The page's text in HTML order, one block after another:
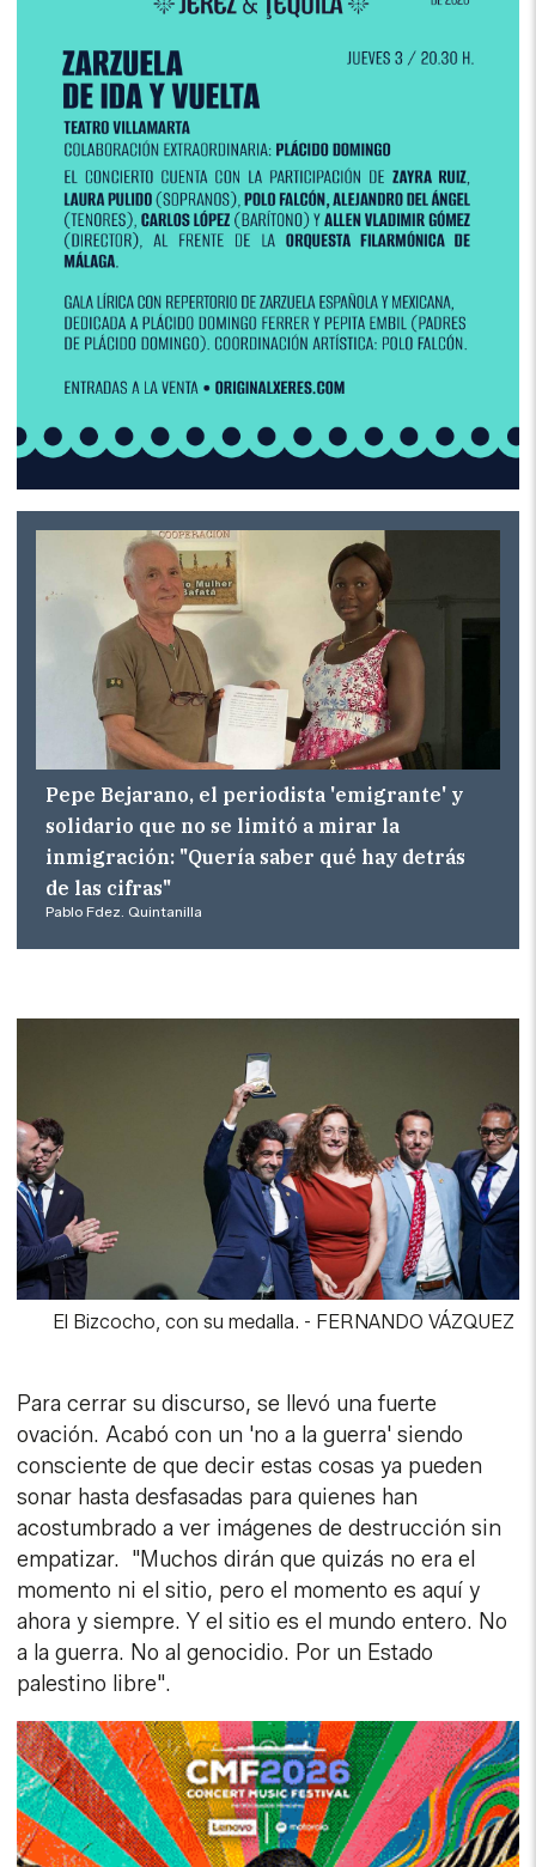
Pepe Bejarano, el periodista 'emigrante' y
solidario que no se limitó a mirar la
inmigración: "Quería saber qué hay detrás
de las cifras"
Pablo Fdez. Quintanilla
El Bizcocho, con su medalla. - FERNANDO VÁZQUEZ
Para cerrar su discurso, se llevó una fuerte
ovación. Acabó con un 'no a la guerra' siendo
consciente de que decir estas cosas ya pueden
sonar hasta desfasadas para quienes han
acostumbrado a ver imágenes de destrucción sin
empatizar. "Muchos dirán que quizás no era el
momento ni el sitio, pero el momento es aquí y
ahora y siempre. Y el sitio es el mundo entero. No
a la guerra. No al genocidio. Por un Estado
palestino libre".